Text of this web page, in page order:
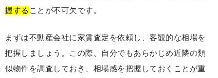
握する ことが不可欠です。
まずは不動産会社に家賃査定を依頼し、客観的な相場を
把握しましょう。この際、自分でもあらかじめ近隣の類
似物件を調査しておき、相場感を把握しておくことが重